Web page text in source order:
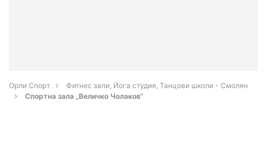
Орли Спорт
Фитнес зали, Йога студия, Танцови школи - Смолян
Спортна зала „Величко Чолаков“